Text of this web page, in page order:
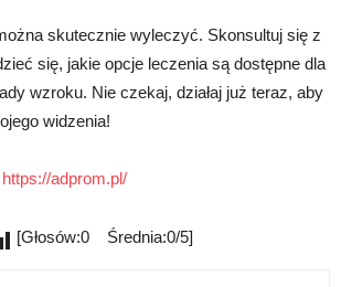
skutecznie wyleczyć. Skonsultuj się z
się, jakie opcje leczenia są dostępne dla
wzroku. Nie czekaj, działaj już teraz, aby
widzenia!
https://adprom.pl/
[Głosów:0 Średnia:0/5]